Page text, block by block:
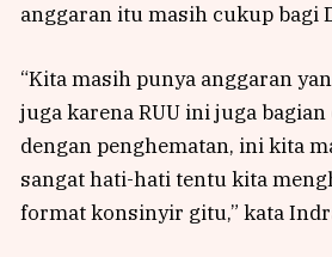
anggaran itu masih cukup bagi
“Kita masih punya anggaran
juga karena RUU ini juga
dengan penghematan, ini kita
sangat hati-hati tentu kita
format konsinyir gitu,” kata